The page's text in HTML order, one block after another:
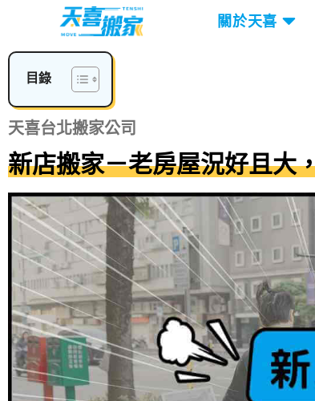
關於天喜
目錄
天喜台北搬家公司
新店搬家－老房屋況好且大